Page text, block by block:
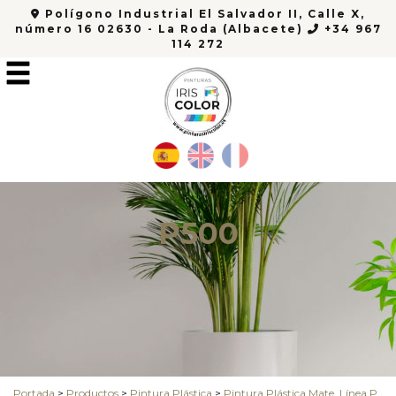
Polígono Industrial El Salvador II, Calle X,
número 16 02630 - La Roda (Albacete)
+34 967
114 272
P500
Portada > Productos > Pintura Plástica > Pintura Plástica Mate, Línea P